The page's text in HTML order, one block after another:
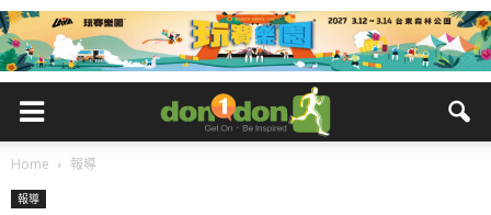
Home 報導
報導